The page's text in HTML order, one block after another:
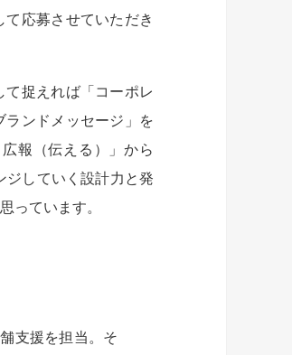
応募させていただき
捉えれば「コーポレ
ンドメッセージ」を
報（伝える）」から
ジしていく設計力と発
っています。
支援を担当。そ